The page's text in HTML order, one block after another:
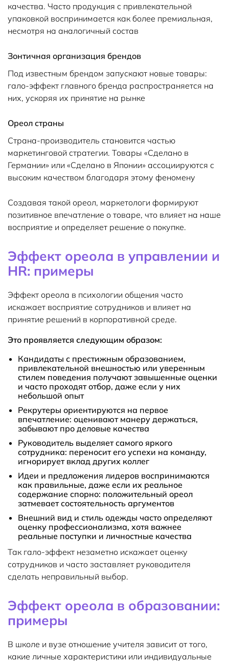
качества. Часто продукция с привлекательной
упаковкой воспринимается как более премиальная,
несмотря на аналогичный состав
Зонтичная организация брендов
Под известным брендом запускают новые товары:
гало-эффект главного бренда распространяется на
них, ускоряя их принятие на рынке
Ореол страны
Страна-производитель становится частью
маркетинговой стратегии. Товары «Сделано в
Германии» или «Сделано в Японии» ассоциируются с
высоким качеством благодаря этому феномену
Создавая такой ореол, маркетологи формируют
позитивное впечатление о товаре, что влияет на наше
восприятие и определяет решение о покупке.
Эффект ореола в управлении и
HR: примеры
Эффект ореола в психологии общения часто
искажает восприятие сотрудников и влияет на
принятие решений в корпоративной среде.
Это проявляется следующим образом:
Кандидаты с престижным образованием,
привлекательной внешностью или уверенным
стилем поведения получают завышенные оценки
и часто проходят отбор, даже если у них
небольшой опыт
Рекрутеры ориентируются на первое
впечатление: оценивают манеру держаться,
забывают про деловые качества
Руководитель выделяет самого яркого
сотрудника: переносит его успехи на команду,
игнорирует вклад других коллег
Идеи и предложения лидеров воспринимаются
как правильные, даже если их реальное
содержание спорно: положительный ореол
затмевает состоятельность аргументов
Внешний вид и стиль одежды часто определяют
оценку профессионализма, хотя важнее
реальные поступки и личностные качества
Так гало-эффект незаметно искажает оценку
сотрудников и часто заставляет руководителя
сделать неправильный выбор.
Эффект ореола в образовании:
примеры
В школе и вузе отношение учителя зависит от того,
какие личные характеристики или индивидуальные